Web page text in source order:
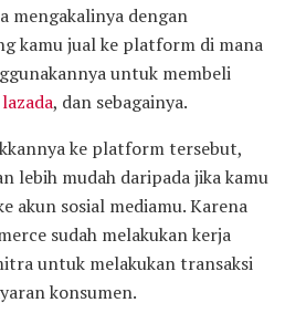
mengakalinya dengan
kamu jual ke platform di mana
untuk membeli
lazada, dan sebagainya.
ke platform tersebut,
lebih mudah daripada jika kamu
akun sosial mediamu. Karena
sudah melakukan kerja
untuk melakukan transaksi
konsumen.